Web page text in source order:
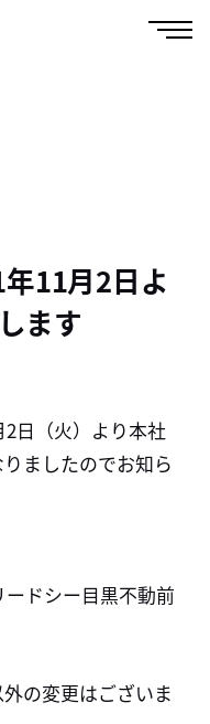
11月2日よ
ます
日（火）より本社
ましたのでお知ら
ドシー目黒不動前
の変更はございま